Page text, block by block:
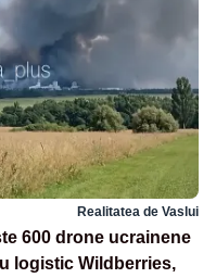
Realitatea de Vaslui
600 drone ucrainene
logistic Wildberries,